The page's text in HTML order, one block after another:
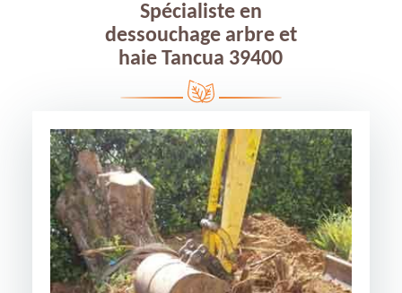
Spécialiste en
dessouchage arbre et
haie Tancua 39400